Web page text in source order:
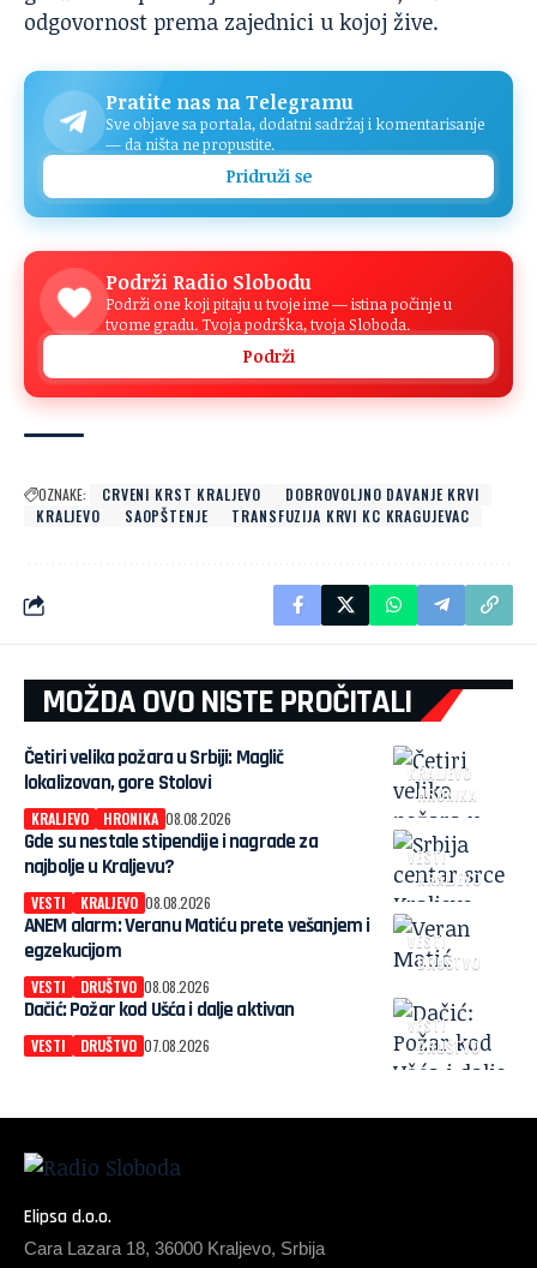
odgovornost prema zajednici u kojoj žive.
Pratite nas na Telegramu
Sve objave sa portala, dodatni sadržaj i komentarisanje
— da ništa ne propustite.
Pridruži se
Podrži Radio Slobodu
Podrži one koji pitaju u tvoje ime — istina počinje u
tvome gradu. Tvoja podrška, tvoja Sloboda.
Podrži
OZNAKE: CRVENI KRST KRALJEVO
DOBROVOLJNO DAVANJE KRVI
KRALJEVO
SAOPŠTENJE TRANSFUZIJA KRVI KC KRAGUJEVAC
MOŽDA OVO NISTE PROČITALI
KRALJEVO
HRONIKA
Četiri velika požara u Srbiji: Maglič
lokalizovan, gore Stolovi
KRALJEVO HRONIKA 08.08.2026
VESTI
KRALJEVO
Gde su nestale stipendije i nagrade za
najbolje u Kraljevu?
VESTI KRALJEVO 08.08.2026
VESTI
DRUŠTVO
ANEM alarm: Veranu Matiću prete vešanjem i
egzekucijom
VESTI DRUŠTVO 08.08.2026
VESTI
DRUŠTVO
Dačić: Požar kod Ušća i dalje aktivan
VESTI DRUŠTVO 07.08.2026
Elipsa d.o.o.
Cara Lazara 18, 36000 Kraljevo, Srbija